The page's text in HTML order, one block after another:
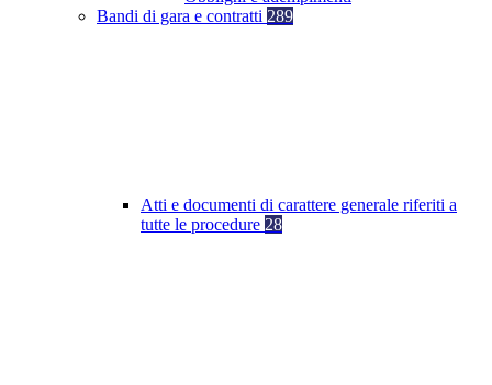
Bandi di gara e contratti 289
Atti e documenti di carattere generale riferiti a
tutte le procedure 28